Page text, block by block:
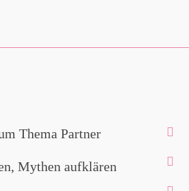
Thema Partner
Mythen aufklären